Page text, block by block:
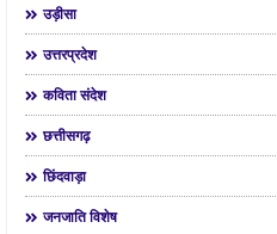
उड़ीसा
उत्तरप्रदेश
कविता संदेश
छत्तीसगढ़
छिंदवाड़ा
जनजाति विशेष